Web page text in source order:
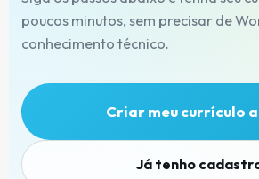
poucos minutos, sem precisar de
conhecimento técnico.
Criar meu currículo
Já tenho